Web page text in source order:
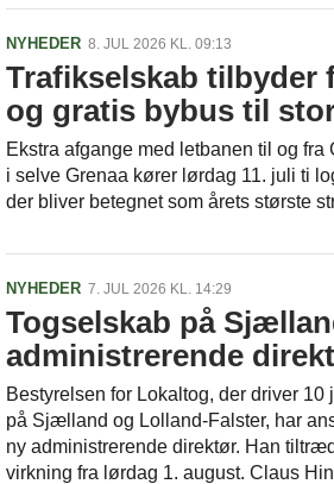
NYHEDER 8. JUL 2026 KL. 09:13
Trafikselskab tilbyder
og gratis bybus til
Ekstra afgange med letbanen til og fra
i selve Grenaa kører lørdag 11. juli ti
der bliver betegnet som årets største
NYHEDER 7. JUL 2026 KL. 14:29
Togselskab på
administrerende
Bestyrelsen for Lokaltog, der driver
på Sjælland og Lolland-Falster, har
ny administrerende direktør. Han
virkning fra lørdag 1. august. Claus